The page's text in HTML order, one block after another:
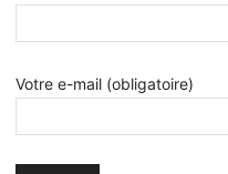
Votre e-mail (obligatoire)